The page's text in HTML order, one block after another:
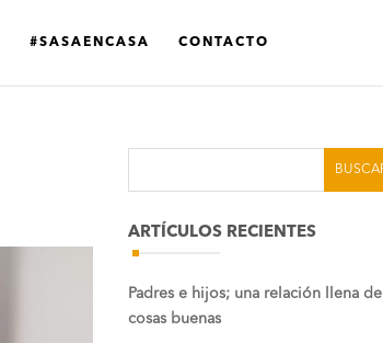
#SASAENCASA CONTACTO
ARTÍCULOS RECIENTES
Padres e hijos; una relación llena de
cosas buenas